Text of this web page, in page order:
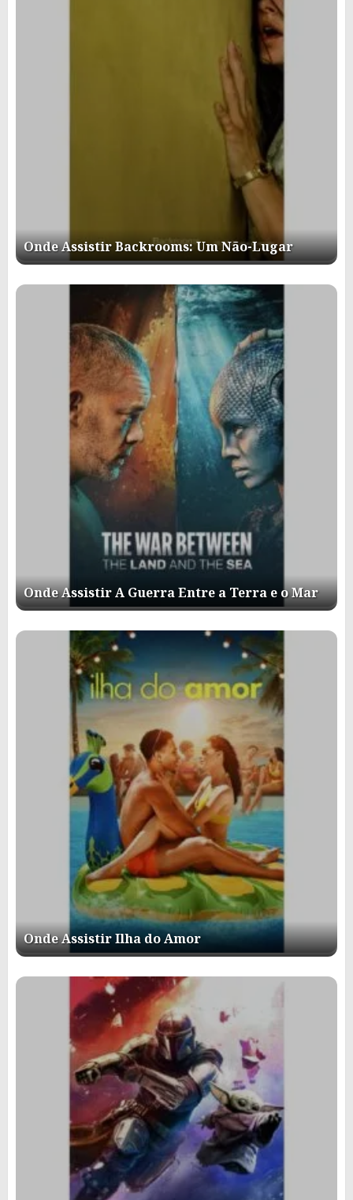
Onde Assistir Backrooms: Um Não-Lugar
Onde Assistir A Guerra Entre a Terra e o Mar
Onde Assistir Ilha do Amor